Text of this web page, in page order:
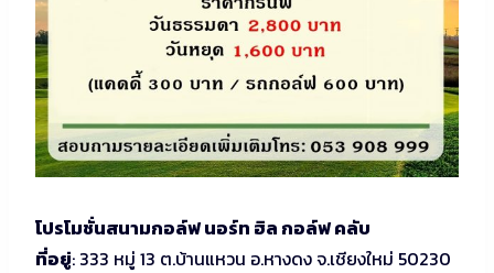
โปรโมชั่นสนามกอล์ฟ นอร์ท ฮิล กอล์ฟ คลับ
ที่อยู่: 333 หมู่ 13 ต.บ้านแหวน อ.หางดง จ.เชียงใหม่ 50230